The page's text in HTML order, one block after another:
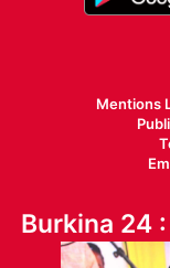
Mentions
Burkina 24